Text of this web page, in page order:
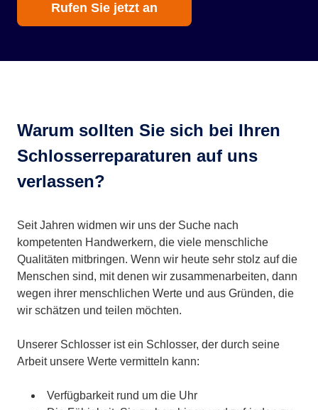
Rufen Sie jetzt an
Warum sollten Sie sich bei Ihren
Schlosserreparaturen auf uns
verlassen?
Seit Jahren widmen wir uns der Suche nach
kompetenten Handwerkern, die viele menschliche
Qualitäten mitbringen. Wenn wir heute sehr stolz auf die
Menschen sind, mit denen wir zusammenarbeiten, dann
wegen ihrer menschlichen Werte und aus Gründen, die
wir schätzen und teilen möchten.
Unserer Schlosser ist ein Schlosser, der durch seine
Arbeit unsere Werte vermitteln kann:
Verfügbarkeit rund um die Uhr